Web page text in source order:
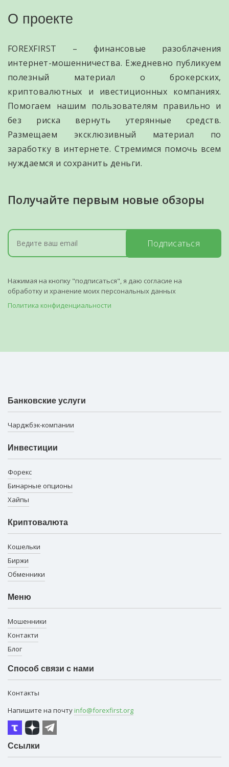
О проекте
FOREXFIRST – финансовые разоблачения
интернет-мошенничества. Ежедневно публикуем
полезный материал о брокерских,
криптовалютных и ивестиционных компаниях.
Помогаем нашим пользователям правильно и
без риска вернуть утерянные средств.
Размещаем эксклюзивный материал по
заработку в интернете. Стремимся помочь всем
нуждаемся и сохранить деньги.
Получайте первым новые обзоры
Подписаться
Нажимая на кнопку "подписаться", я даю согласие на
обработку и хранение моих персональных данных
Политика конфиденциальности
Банковские услуги
Чарджбэк-компании
Инвестиции
Форекс
Бинарные опционы
Хайпы
Криптовалюта
Кошельки
Биржи
Обменники
Меню
Мошенники
Контакти
Блог
Способ связи с нами
Контакты
Напишите на почту info@forexfirst.org
Ссылки